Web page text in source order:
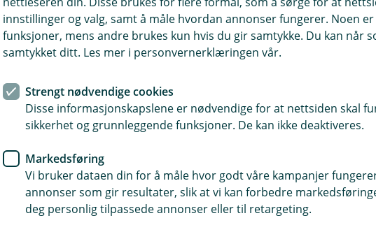
lag du også:
beløp til 4422
9. mai
med #fotballtrøyefredag
innstillinger og valg, samt å måle hvordan annonser fungerer. Noen
funksjoner, mens andre brukes kun hvis du gir samtykke. Du kan når
samtykket ditt. Les mer i personvernerklæringen vår.
Strengt nødvendige cookies
Disse informasjonskapslene er nødvendige for at nettsiden skal
sikkerhet og grunnleggende funksjoner. De kan ikke deaktiveres.
Markedsføring
Vi bruker dataen din for å måle hvor godt våre kampanjer
annonser som gir resultater, slik at vi kan forbedre
deg personlig tilpassede annonser eller til retargeting.